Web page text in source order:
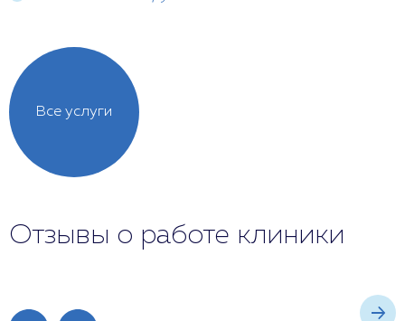
Все услуги
Отзывы о работе клиники